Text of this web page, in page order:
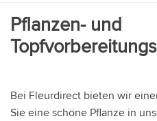
Pflanzen- und
Bei Fleurdirect bieten wir
Sie eine schöne Pflanze in